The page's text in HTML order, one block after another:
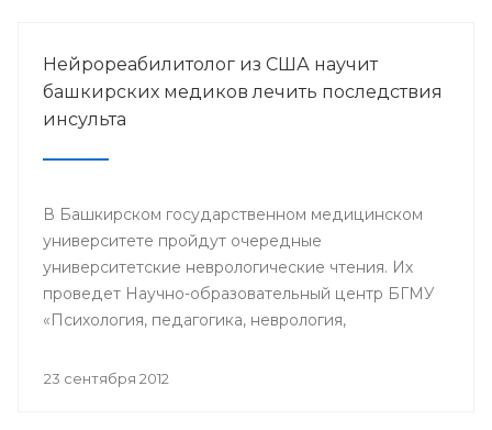
туриндустрии Башкортостана Кинья Кускильдин
и другие.
Нейрореабилитолог из США научит
башкирских медиков лечить последствия
инсульта
В Башкирском государственном медицинском
университете пройдут очередные
университетские неврологические чтения. Их
проведет Научно-образовательный центр БГМУ
«Психология, педагогика, неврология,
профессора Лейлы Ахмадеевой. В числе лекторов
23 сентября 2012